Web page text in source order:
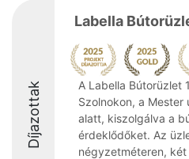
Díjazottak
Labella
A Labella Bútorüzlet
Szolnokon, a Mester
alatt, kiszolgálva a
érdeklődőket. Az
négyzetméteren, két